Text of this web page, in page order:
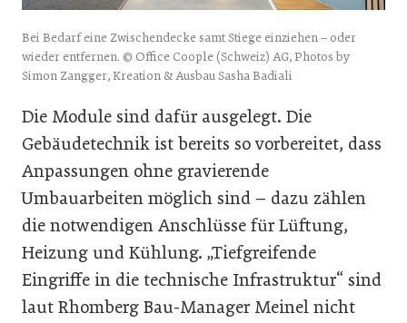
Bei Bedarf eine Zwischendecke samt Stiege einziehen – oder
wieder entfernen. © Office Coople (Schweiz) AG, Photos by
Simon Zangger, Kreation & Ausbau Sasha Badiali
Die Module sind dafür ausgelegt. Die
Gebäudetechnik ist bereits so vorbereitet, dass
Anpassungen ohne gravierende
Umbauarbeiten möglich sind – dazu zählen
die notwendigen Anschlüsse für Lüftung,
Heizung und Kühlung. „Tiefgreifende
Eingriffe in die technische Infrastruktur“ sind
laut Rhomberg Bau-Manager Meinel nicht